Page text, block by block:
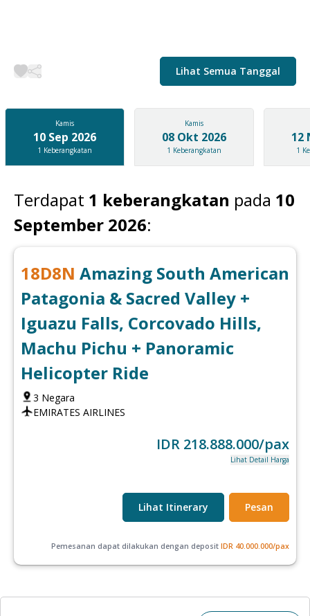
Lihat Semua Tanggal
Kamis
10 Sep 2026
1 Keberangkatan
Kamis
08 Okt 2026
1 Keberangkatan
12
1
Terdapat 1 keberangkatan pada 10
September 2026:
18D8N Amazing South American
Patagonia & Sacred Valley +
Iguazu Falls, Corcovado Hills,
Machu Pichu + Panoramic
Helicopter Ride
3 Negara
EMIRATES AIRLINES
IDR 218.888.000/pax
Lihat Detail Harga
Lihat Itinerary Pesan
Pemesanan dapat dilakukan dengan deposit IDR 40.000.000/pax